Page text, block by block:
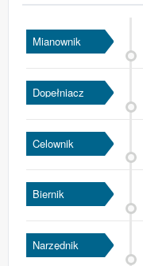
Mianownik
Dopełniacz
Celownik
Biernik
Narzędnik